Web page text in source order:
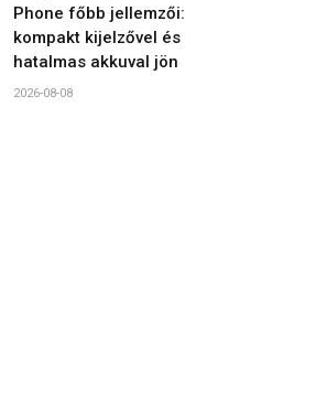
Phone főbb jellemzői:
kompakt kijelzővel és
hatalmas akkuval jön
2026-08-08